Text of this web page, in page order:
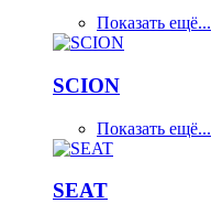
Показать ещё...
SCION
Показать ещё...
SEAT